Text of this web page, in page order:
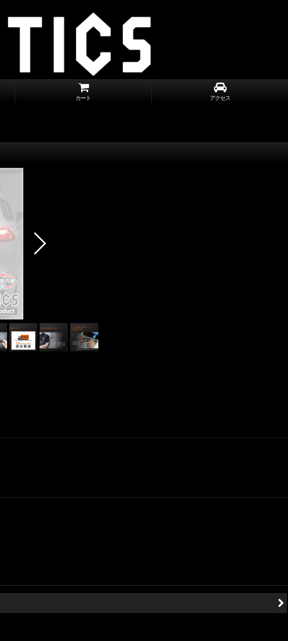
カート アクセス